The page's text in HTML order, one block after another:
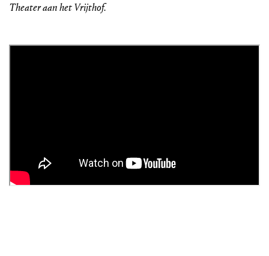
Theater aan het Vrijthof.